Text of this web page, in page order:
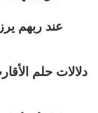
عند ربهم
دلالات حلم